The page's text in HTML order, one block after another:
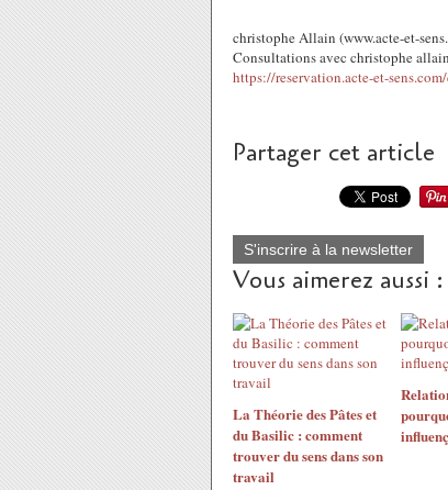
christophe Allain (www.acte-et-
Consultations avec christophe
https://reservation.acte-et-
Partager cet article
S'inscrire à la newsletter
Vous aimerez aussi :
La Théorie des Pâtes et
du Basilic : comment
trouver du sens dans son
travail